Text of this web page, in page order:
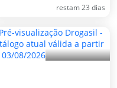
restam 23 dias